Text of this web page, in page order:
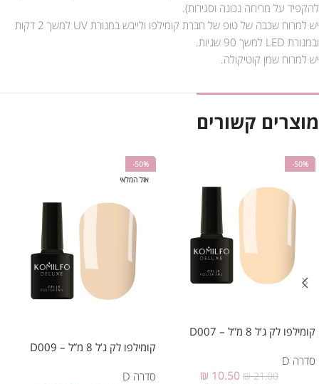
להקפיד על מריחה נכונה וסגירות).
יש למרוח שכבה של טופ של חברת קומילפו ולייבש במנורת UV למשך 2 דקות
ובמנורת LED למשך 90 שניות.
יש למרוח שמן קוטיקולה.
מוצרים קשורים
-50%
קומילפו לק ג’ל 8 מ”ל – D007
סדרה D
₪21.00
₪ 10.50
-50%
אזל המלאי
קומילפו לק ג’ל 8 מ”ל – D009
סדרה D